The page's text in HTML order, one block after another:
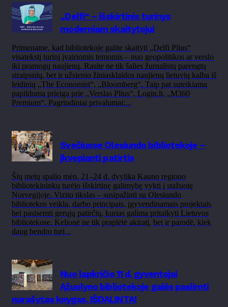
„Delfi“ – išskirtinis turinys
moderniam skaitytojui
Primename, kad bibliotekoje galite skaityti „Delfi Plius“
visatekstį turinį įvairiomis temomis – nuo geopolitikos ar verslo
iki pramogų naujienų. Rasite ne tik šalies žurnalistų parengtų
straipsnių, bet ir užsienio žiniasklaidos naujienų lietuvių kalba iš
leidinių „The Economist“, „Bloomberg“. Taip pat suteikiama
papildoma prieiga prie „Verslas Plius“, Login.lt, „M360
Premium“. Pagrindiniai privalumai:...
Svečiuose Olesiundo bibliotekoje –
įkvepianti patirtis
Šių metų spalio mėn. 21–24 d. dvylika Kauno regiono
bibliotekininkų turėjo išskirtinę galimybę vykti į stažuotę
Norvegijoje. Vizito tikslas – susipažinti su Olesiundo
bibliotekos veikla, darbo principais, įgyvendinamais projektais
bei pasisemti gerųjų patirčių, kurias galima pritaikyti Lietuvos
bibliotekose. Kelionė ne tik praplėtė akiratį, bet ir parodė, kiek
daug bendro turi...
Nuo lapkričio 11 d. gyventojai
Ąžuolyno bibliotekoje galės pasiimti
nurašytas knygas. IŠDALINTA!